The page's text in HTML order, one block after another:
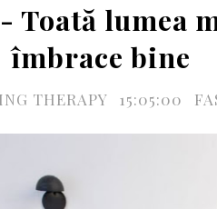
Toată lumea
îmbrace bine
THERAPY 15:05:00